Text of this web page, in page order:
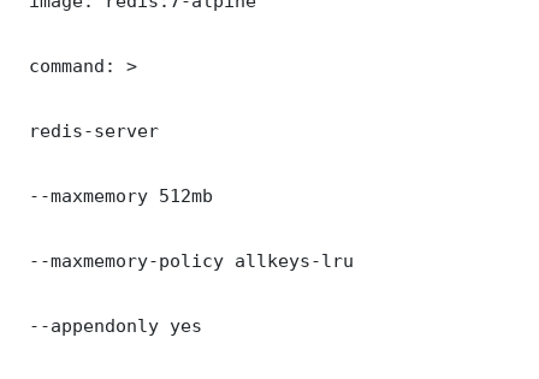
command: >
redis-server
--maxmemory 512mb
--maxmemory-policy allkeys-lru
--appendonly yes